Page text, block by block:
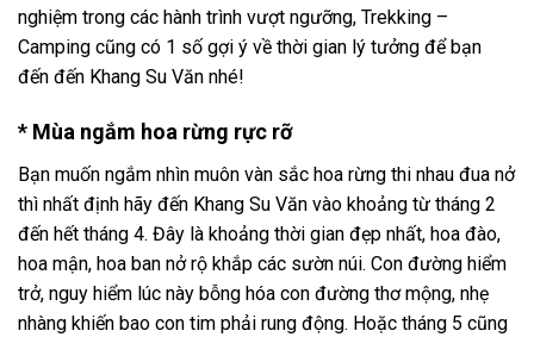
nghiệm trong các hành trình vượt ngưỡng, Trekking –
Camping cũng có 1 số gợi ý về thời gian lý tưởng để bạn
đến đến Khang Su Văn nhé!
* Mùa ngắm hoa rừng rực rỡ
Bạn muốn ngắm nhìn muôn vàn sắc hoa rừng thi nhau đua nở
thì nhất định hãy đến Khang Su Văn vào khoảng từ tháng 2
đến hết tháng 4. Đây là khoảng thời gian đẹp nhất, hoa đào,
hoa mận, hoa ban nở rộ khắp các sườn núi. Con đường hiểm
trở, nguy hiểm lúc này bỗng hóa con đường thơ mộng, nhẹ
nhàng khiến bao con tim phải rung động. Hoặc tháng 5 cũng